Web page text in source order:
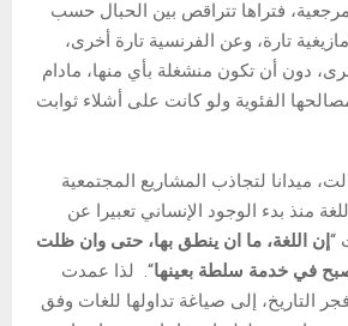
فتراها تتراقص بين الحبال حسب
تارة، وعن الفرنسية تارة أخرى،
دون أن تكون منشغلة بأي منها، مادام
الفئوية ولو كانت على أشلاء ثوابت
ميدانا لتجاذب المشاريع المجتمعية
منذ بدء الوجود الإنساني تعبيرا عن
“ إن اللغة، ما ان ينطق بها، حتى وان ظلت
في خدمة سلطة بعينها“. لذا عمدت
التاريخ، إلى صياغة تداولها للغات وفق